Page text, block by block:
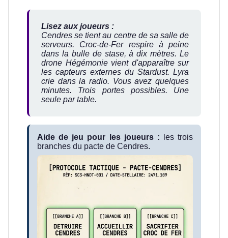
Lisez aux joueurs :
Cendres se tient au centre de sa salle de
serveurs. Croc-de-Fer respire à peine
dans la bulle de stase, à dix mètres. Le
drone Hégémonie vient d'apparaître sur
les capteurs externes du Stardust. Lyra
crie dans la radio. Vous avez quelques
minutes. Trois portes possibles. Une
seule par table.
Aide de jeu pour les joueurs : les trois
branches du pacte de Cendres.